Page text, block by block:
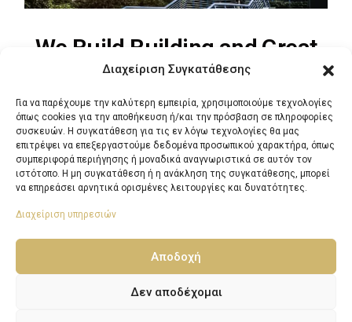
Διαχείριση Συγκατάθεσης
Για να παρέχουμε την καλύτερη εμπειρία, χρησιμοποιούμε τεχνολογίες
όπως cookies για την αποθήκευση ή/και την πρόσβαση σε πληροφορίες
συσκευών. Η συγκατάθεση για τις εν λόγω τεχνολογίες θα μας
επιτρέψει να επεξεργαστούμε δεδομένα προσωπικού χαρακτήρα, όπως
συμπεριφορά περιήγησης ή μοναδικά αναγνωριστικά σε αυτόν τον
ιστότοπο. Η μη συγκατάθεση ή η ανάκληση της συγκατάθεσης, μπορεί
να επηρεάσει αρνητικά ορισμένες λειτουργίες και δυνατότητες.
Διαχείριση υπηρεσιών
Αποδοχή
Δεν αποδέχομαι
We Build Building and Great
Constructive Homes.
We successfully cope with tasks of varying complexity,
provide long-term guarantees and regularly master new
technologies.
Got a project in mind?